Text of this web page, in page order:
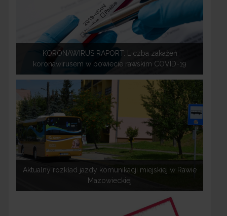
KORONAWIRUS RAPORT: Liczba zakażeń
koronawirusem w powiecie rawskim COVID-19
Aktualny rozkład jazdy komunikacji miejskiej w Rawie
Mazowieckiej